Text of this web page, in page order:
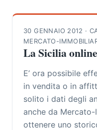
30 GENNAIO 2012 ·
MERCATO-
La Sicilia
E’ ora possibile
in vendita o in
solito i dati degli
anche da
ottenere uno